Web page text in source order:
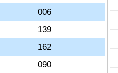
006
139
162
090